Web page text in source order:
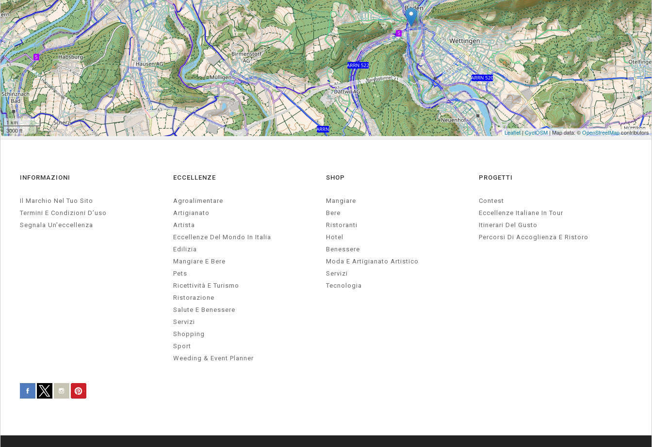
INFORMAZIONI
Il Marchio Nel Tuo Sito
Termini E Condizioni D’uso
Segnala Un’eccellenza
ECCELLENZE
Agroalimentare
Artigianato
Artista
Eccellenze Del Mondo In Italia
Edilizia
Mangiare E Bere
Pets
Ricettività E Turismo
Ristorazione
Salute E Benessere
Servizi
Shopping
Sport
Weeding & Event Planner
SHOP
Mangiare
Bere
Ristoranti
Hotel
Benessere
Moda E Artigianato Artistico
Servizi
Tecnologia
PROGETTI
Contest
Eccellenze Italiane In Tour
Itinerari Del Gusto
Percorsi Di Accoglienza E Ristoro